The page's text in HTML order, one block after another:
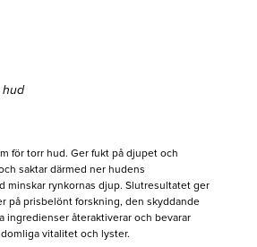
hud
för torr hud. Ger fukt på djupet och
saktar därmed ner hudens
minskar rynkornas djup. Slutresultatet ger
på prisbelönt forskning, den skyddande
ingredienser återaktiverar och bevarar
vitalitet och lyster.